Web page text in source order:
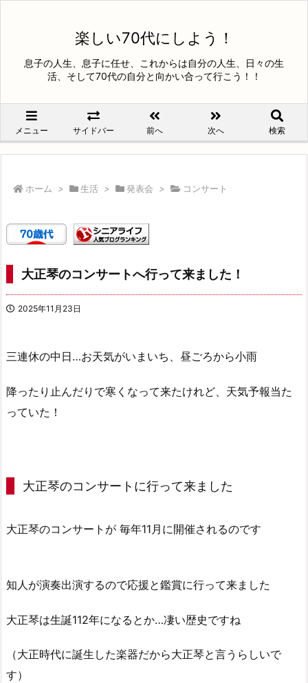
楽しい70代にしよう！
息子の人生、息子に任せ、これからは自分の人生、日々の生
活、そして70代の自分と向かい合って行こう！！
メニュー サイドバー 前へ 次へ 検索
ホーム > 生活 > 発表会 > コンサート
大正琴のコンサートへ行って来ました！
2025年11月23日
三連休の中日…お天気がいまいち、昼ごろから小雨
降ったり止んだりで寒くなって来たけれど、天気予報当た
っていた！
大正琴のコンサートに行って来ました
大正琴のコンサートが 毎年11月に開催されるのです
知人が演奏出演するので応援と鑑賞に行って来ました
大正琴は生誕112年になるとか…凄い歴史ですね
（大正時代に誕生した楽器だから大正琴と言うらしいで
す）